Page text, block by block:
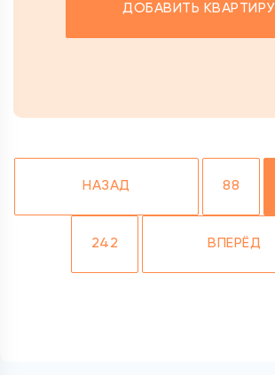
ДОБАВИТЬ КВАРТИРУ
НАЗАД 88
242 ВПЕРЁД